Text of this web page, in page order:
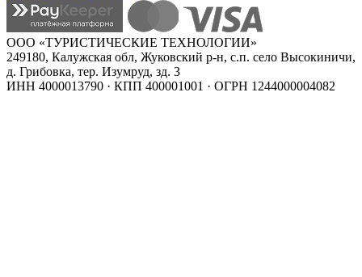
ООО «ТУРИСТИЧЕСКИЕ ТЕХНОЛОГИИ»
249180, Калужская обл, Жуковский р-н, с.п. село Высокиничи,
д. Грибовка, тер. Изумруд, зд. 3
ИНН 4000013790 · КПП 400001001 · ОГРН 1244000004082